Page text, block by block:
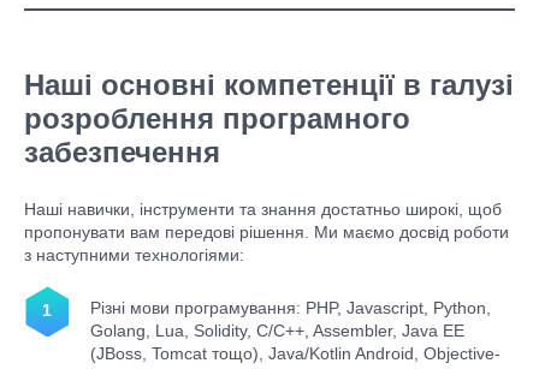
Наші основні компетенції в галузі
розроблення програмного
забезпечення
Наші навички, інструменти та знання достатньо широкі, щоб
пропонувати вам передові рішення. Ми маємо досвід роботи
з наступними технологіями:
Різні мови програмування: PHP, Javascript, Python,
Golang, Lua, Solidity, C/C++, Assembler, Java EE
(JBoss, Tomcat тощо), Java/Kotlin Android, Objective-